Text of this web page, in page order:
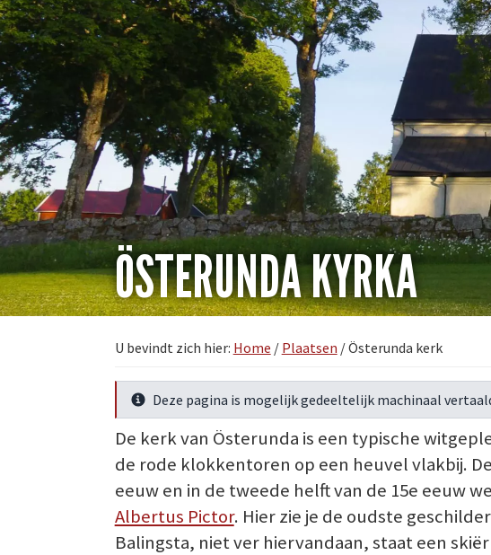
ÖSTERUNDA KYRKA
U bevindt zich hier: Home / Plaatsen /Österunda kerk
Meer info
Deze pagina is mogelijk gedeeltelijk machinaal
De kerk van Österunda is een typische
de rode klokkentoren op een heuvel vlakbij.
eeuw en in de tweede helft van de 15e eeuw
Albertus Pictor. Hier zie je de oudste
Balingsta, niet ver hiervandaan, staat een